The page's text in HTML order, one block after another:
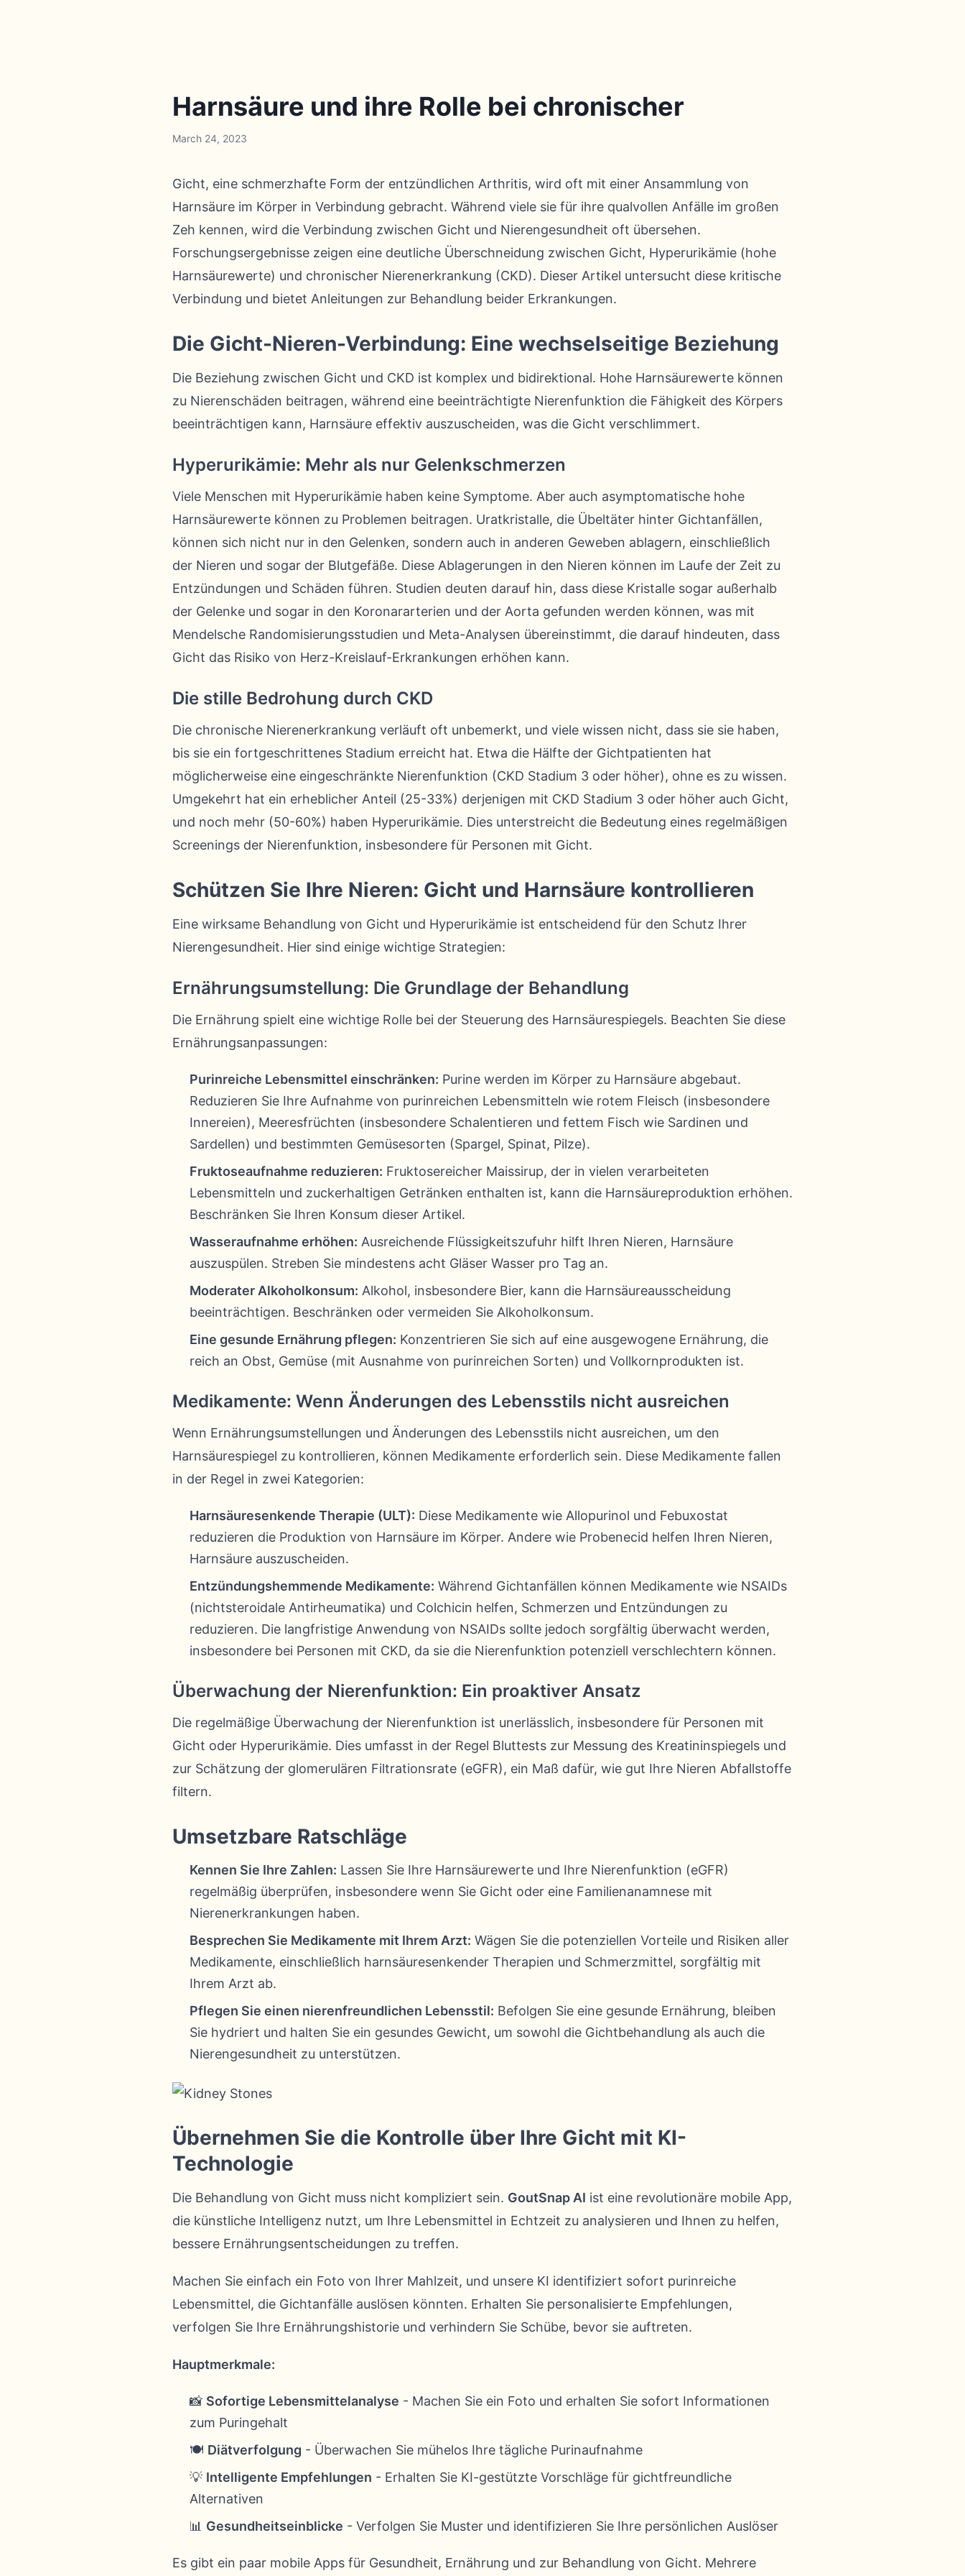
Harnsäure und ihre Rolle bei chronischer
March 24, 2023
Gicht, eine schmerzhafte Form der entzündlichen Arthritis, wird oft mit einer Ansammlung von
Harnsäure im Körper in Verbindung gebracht. Während viele sie für ihre qualvollen Anfälle im großen
Zeh kennen, wird die Verbindung zwischen Gicht und Nierengesundheit oft übersehen.
Forschungsergebnisse zeigen eine deutliche Überschneidung zwischen Gicht, Hyperurikämie (hohe
Harnsäurewerte) und chronischer Nierenerkrankung (CKD). Dieser Artikel untersucht diese kritische
Verbindung und bietet Anleitungen zur Behandlung beider Erkrankungen.
Die Gicht-Nieren-Verbindung: Eine wechselseitige Beziehung
Die Beziehung zwischen Gicht und CKD ist komplex und bidirektional. Hohe Harnsäurewerte können
zu Nierenschäden beitragen, während eine beeinträchtigte Nierenfunktion die Fähigkeit des Körpers
beeinträchtigen kann, Harnsäure effektiv auszuscheiden, was die Gicht verschlimmert.
Hyperurikämie: Mehr als nur Gelenkschmerzen
Viele Menschen mit Hyperurikämie haben keine Symptome. Aber auch asymptomatische hohe
Harnsäurewerte können zu Problemen beitragen. Uratkristalle, die Übeltäter hinter Gichtanfällen,
können sich nicht nur in den Gelenken, sondern auch in anderen Geweben ablagern, einschließlich
der Nieren und sogar der Blutgefäße. Diese Ablagerungen in den Nieren können im Laufe der Zeit zu
Entzündungen und Schäden führen. Studien deuten darauf hin, dass diese Kristalle sogar außerhalb
der Gelenke und sogar in den Koronararterien und der Aorta gefunden werden können, was mit
Mendelsche Randomisierungsstudien und Meta-Analysen übereinstimmt, die darauf hindeuten, dass
Gicht das Risiko von Herz-Kreislauf-Erkrankungen erhöhen kann.
Die stille Bedrohung durch CKD
Die chronische Nierenerkrankung verläuft oft unbemerkt, und viele wissen nicht, dass sie sie haben,
bis sie ein fortgeschrittenes Stadium erreicht hat. Etwa die Hälfte der Gichtpatienten hat
möglicherweise eine eingeschränkte Nierenfunktion (CKD Stadium 3 oder höher), ohne es zu wissen.
Umgekehrt hat ein erheblicher Anteil (25-33%) derjenigen mit CKD Stadium 3 oder höher auch Gicht,
und noch mehr (50-60%) haben Hyperurikämie. Dies unterstreicht die Bedeutung eines regelmäßigen
Screenings der Nierenfunktion, insbesondere für Personen mit Gicht.
Schützen Sie Ihre Nieren: Gicht und Harnsäure kontrollieren
Eine wirksame Behandlung von Gicht und Hyperurikämie ist entscheidend für den Schutz Ihrer
Nierengesundheit. Hier sind einige wichtige Strategien:
Ernährungsumstellung: Die Grundlage der Behandlung
Die Ernährung spielt eine wichtige Rolle bei der Steuerung des Harnsäurespiegels. Beachten Sie diese
Ernährungsanpassungen:
Purinreiche Lebensmittel einschränken: Purine werden im Körper zu Harnsäure abgebaut.
Reduzieren Sie Ihre Aufnahme von purinreichen Lebensmitteln wie rotem Fleisch (insbesondere
Innereien), Meeresfrüchten (insbesondere Schalentieren und fettem Fisch wie Sardinen und
Sardellen) und bestimmten Gemüsesorten (Spargel, Spinat, Pilze).
Fruktoseaufnahme reduzieren: Fruktosereicher Maissirup, der in vielen verarbeiteten
Lebensmitteln und zuckerhaltigen Getränken enthalten ist, kann die Harnsäureproduktion erhöhen.
Beschränken Sie Ihren Konsum dieser Artikel.
Wasseraufnahme erhöhen: Ausreichende Flüssigkeitszufuhr hilft Ihren Nieren, Harnsäure
auszuspülen. Streben Sie mindestens acht Gläser Wasser pro Tag an.
Moderater Alkoholkonsum: Alkohol, insbesondere Bier, kann die Harnsäureausscheidung
beeinträchtigen. Beschränken oder vermeiden Sie Alkoholkonsum.
Eine gesunde Ernährung pflegen: Konzentrieren Sie sich auf eine ausgewogene Ernährung, die
reich an Obst, Gemüse (mit Ausnahme von purinreichen Sorten) und Vollkornprodukten ist.
Medikamente: Wenn Änderungen des Lebensstils nicht ausreichen
Wenn Ernährungsumstellungen und Änderungen des Lebensstils nicht ausreichen, um den
Harnsäurespiegel zu kontrollieren, können Medikamente erforderlich sein. Diese Medikamente fallen
in der Regel in zwei Kategorien:
Harnsäuresenkende Therapie (ULT): Diese Medikamente wie Allopurinol und Febuxostat
reduzieren die Produktion von Harnsäure im Körper. Andere wie Probenecid helfen Ihren Nieren,
Harnsäure auszuscheiden.
Entzündungshemmende Medikamente: Während Gichtanfällen können Medikamente wie NSAIDs
(nichtsteroidale Antirheumatika) und Colchicin helfen, Schmerzen und Entzündungen zu
reduzieren. Die langfristige Anwendung von NSAIDs sollte jedoch sorgfältig überwacht werden,
insbesondere bei Personen mit CKD, da sie die Nierenfunktion potenziell verschlechtern können.
Überwachung der Nierenfunktion: Ein proaktiver Ansatz
Die regelmäßige Überwachung der Nierenfunktion ist unerlässlich, insbesondere für Personen mit
Gicht oder Hyperurikämie. Dies umfasst in der Regel Bluttests zur Messung des Kreatininspiegels und
zur Schätzung der glomerulären Filtrationsrate (eGFR), ein Maß dafür, wie gut Ihre Nieren Abfallstoffe
filtern.
Umsetzbare Ratschläge
Kennen Sie Ihre Zahlen: Lassen Sie Ihre Harnsäurewerte und Ihre Nierenfunktion (eGFR)
regelmäßig überprüfen, insbesondere wenn Sie Gicht oder eine Familienanamnese mit
Nierenerkrankungen haben.
Besprechen Sie Medikamente mit Ihrem Arzt: Wägen Sie die potenziellen Vorteile und Risiken aller
Medikamente, einschließlich harnsäuresenkender Therapien und Schmerzmittel, sorgfältig mit
Ihrem Arzt ab.
Pflegen Sie einen nierenfreundlichen Lebensstil: Befolgen Sie eine gesunde Ernährung, bleiben
Sie hydriert und halten Sie ein gesundes Gewicht, um sowohl die Gichtbehandlung als auch die
Nierengesundheit zu unterstützen.
Übernehmen Sie die Kontrolle über Ihre Gicht mit KI-
Technologie
Die Behandlung von Gicht muss nicht kompliziert sein. GoutSnap AI ist eine revolutionäre mobile App,
die künstliche Intelligenz nutzt, um Ihre Lebensmittel in Echtzeit zu analysieren und Ihnen zu helfen,
bessere Ernährungsentscheidungen zu treffen.
Machen Sie einfach ein Foto von Ihrer Mahlzeit, und unsere KI identifiziert sofort purinreiche
Lebensmittel, die Gichtanfälle auslösen könnten. Erhalten Sie personalisierte Empfehlungen,
verfolgen Sie Ihre Ernährungshistorie und verhindern Sie Schübe, bevor sie auftreten.
Hauptmerkmale:
📸 Sofortige Lebensmittelanalyse - Machen Sie ein Foto und erhalten Sie sofort Informationen
zum Puringehalt
🍽️ Diätverfolgung - Überwachen Sie mühelos Ihre tägliche Purinaufnahme
💡 Intelligente Empfehlungen - Erhalten Sie KI-gestützte Vorschläge für gichtfreundliche
Alternativen
📊 Gesundheitseinblicke - Verfolgen Sie Muster und identifizieren Sie Ihre persönlichen Auslöser
Es gibt ein paar mobile Apps für Gesundheit, Ernährung und zur Behandlung von Gicht. Mehrere